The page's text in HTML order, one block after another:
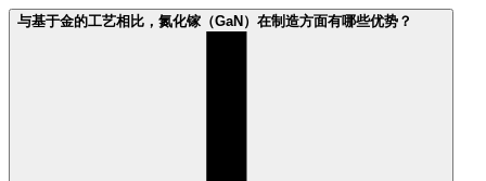
与基于金的工艺相比，氮化镓（GaN）在制造方面有哪些优势？